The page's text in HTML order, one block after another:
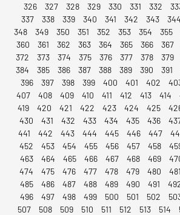
326
327 328 329 330 331 332
337
338 339 340 341 342 343 344
348
349 350 351 352 353 354 355
360
361 362 363 364 365 366 367
372
373 374 375 376 377 378 379
384
385 386 387 388 389 390 391
396
397 398 399 400 401 402
407
408 409 410 411 412 413 414
419
420 421 422 423 424 425
430
431 432 433 434 435 436
441
442 443 444 445 446 447
452
453 454 455 456 457 458
463
464 465 466 467 468 469
474
475 476 477 478 479 480 481
485
486 487 488 489 490 491
496
497 498 499 500 501 502
507
508 509 510 511 512 513 514